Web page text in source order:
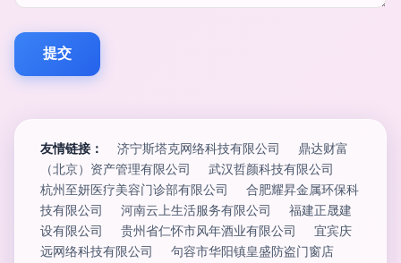
友情链接： 济宁斯塔克网络科技有限公司
鼎达财富
（北京）资产管理有限公司
武汉哲颜科技有限公司
杭州至妍医疗美容门诊部有限公司
合肥耀昇金属环保科
技有限公司
河南云上生活服务有限公司
福建正晟建
设有限公司
贵州省仁怀市风年酒业有限公司
宜宾庆
远网络科技有限公司
句容市华阳镇皇盛防盗门窗店